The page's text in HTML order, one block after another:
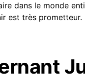
dans le monde
est très prometteur.